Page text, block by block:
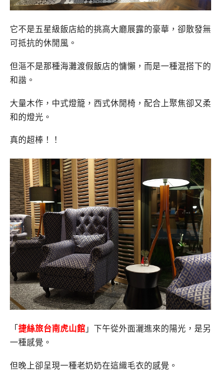
它不是五星級飯店給的挑高大廳展露的豪華，卻散發無
可抵抗的休閒風。
但漚不是那種海灘渡假飯店的慵懶，而是一種混搭下的
和諧。
大量木作，中式燈籠，西式休閒椅，配合上聚焦卻又柔
和的燈光。
真的超棒！！
「捷絲旅台南虎山館」下午從外面灑進來的陽光，是另
一種感覺。
但晚上卻呈現一種老奶奶在這織毛衣的感覺。